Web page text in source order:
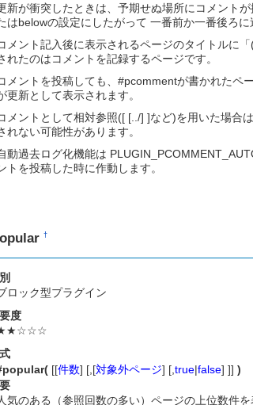
新が衝突したときは、予期せぬ場所にコメント
はbelowの設定にしたがって 一番前か一番後ろに
メント記入後に表示されるページのタイトルに
れたのはコメントを記録するページです。
メントを投稿しても、#pcommentが書かれたペ
更新として表示されます。
メントとして相対参照([ [../] ]など)を用いた場合
れない可能性があります。
動過去ログ化機能は
トを投稿した時に作動します。
†
ロック型プラグイン
度
[[件数] [,[対象外ページ] [,true|false] ]] )
気のある（参照回数の多い）ページの上位数件を